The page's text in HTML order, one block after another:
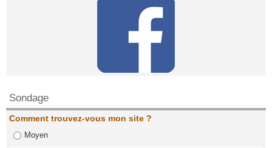
Sondage
Comment trouvez-vous mon site ?
Moyen